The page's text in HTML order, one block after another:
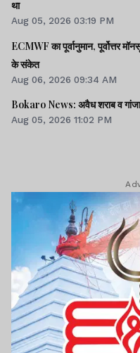
था
Aug 05, 2026 03:19 PM
ECMWF का पूर्वानुमान, पूर्वोत्तर
के संकेत
Aug 06, 2026 09:34 AM
Bokaro News: अवैध शराब व
Aug 05, 2026 11:02 PM